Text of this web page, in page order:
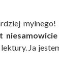
mylnego!
Ja